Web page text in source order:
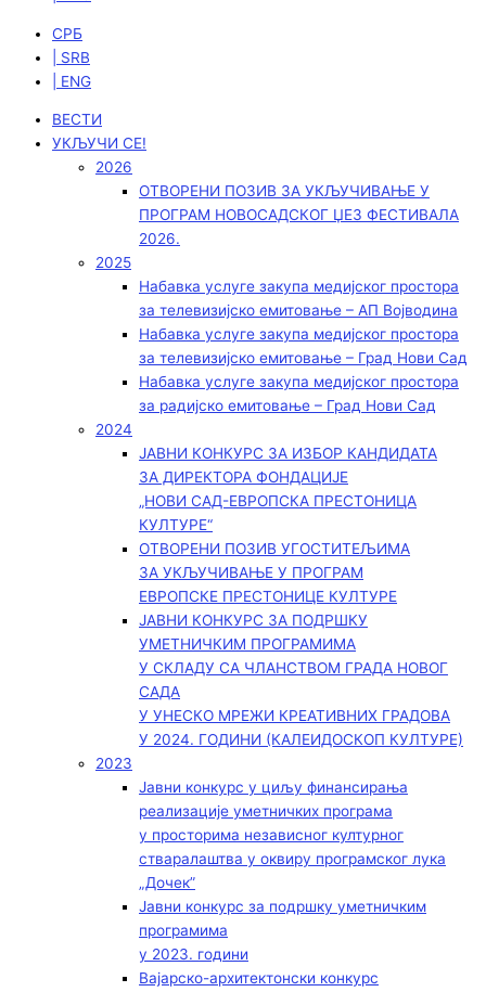
СРБ
| SRB
| ENG
ВЕСТИ
УКЉУЧИ СЕ!
2026
ОТВОРЕНИ ПОЗИВ ЗА УКЉУЧИВАЊЕ У
ПРОГРАМ НОВОСАДСКОГ ЏЕЗ ФЕСТИВАЛА
2026.
2025
Набавка услуге закупа медијског простора
за телевизијско емитовање – АП Војводинa
Набавка услуге закупа медијског простора
за телевизијско емитовање – Град Нови Сад
Набавка услуге закупа медијског простора
за радијско емитовање – Град Нови Сад
2024
ЈАВНИ КОНКУРС ЗА ИЗБОР КАНДИДАТА
ЗА ДИРЕКТОРА ФОНДАЦИЈЕ
„НОВИ САД-ЕВРОПСКА ПРЕСТОНИЦА
КУЛТУРЕ“
ОТВОРЕНИ ПОЗИВ УГОСТИТЕЉИМА
ЗА УКЉУЧИВАЊЕ У ПРОГРАМ
ЕВРОПСКЕ ПРЕСТОНИЦЕ КУЛТУРЕ
ЈАВНИ КОНКУРС ЗА ПОДРШКУ
УМЕТНИЧКИМ ПРОГРАМИМА
У СКЛАДУ СА ЧЛАНСТВОМ ГРАДА НОВОГ
САДА
У УНЕСКО МРЕЖИ КРЕАТИВНИХ ГРАДОВА
У 2024. ГОДИНИ (КАЛЕИДОСКОП КУЛТУРЕ)
2023
Јавни конкурс у циљу финансирања
реализације уметничких програма
у просторима независног културног
стваралаштва у оквиру програмског лука
„Дочек”
Јавни конкурс за подршку уметничким
програмима
у 2023. години
Вајарско-архитектонски конкурс